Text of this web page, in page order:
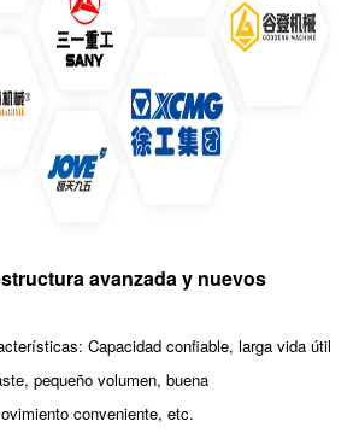
avanzada y nuevos
Capacidad confiable, larga vida útil
pequeño volumen, buena
conveniente, etc.